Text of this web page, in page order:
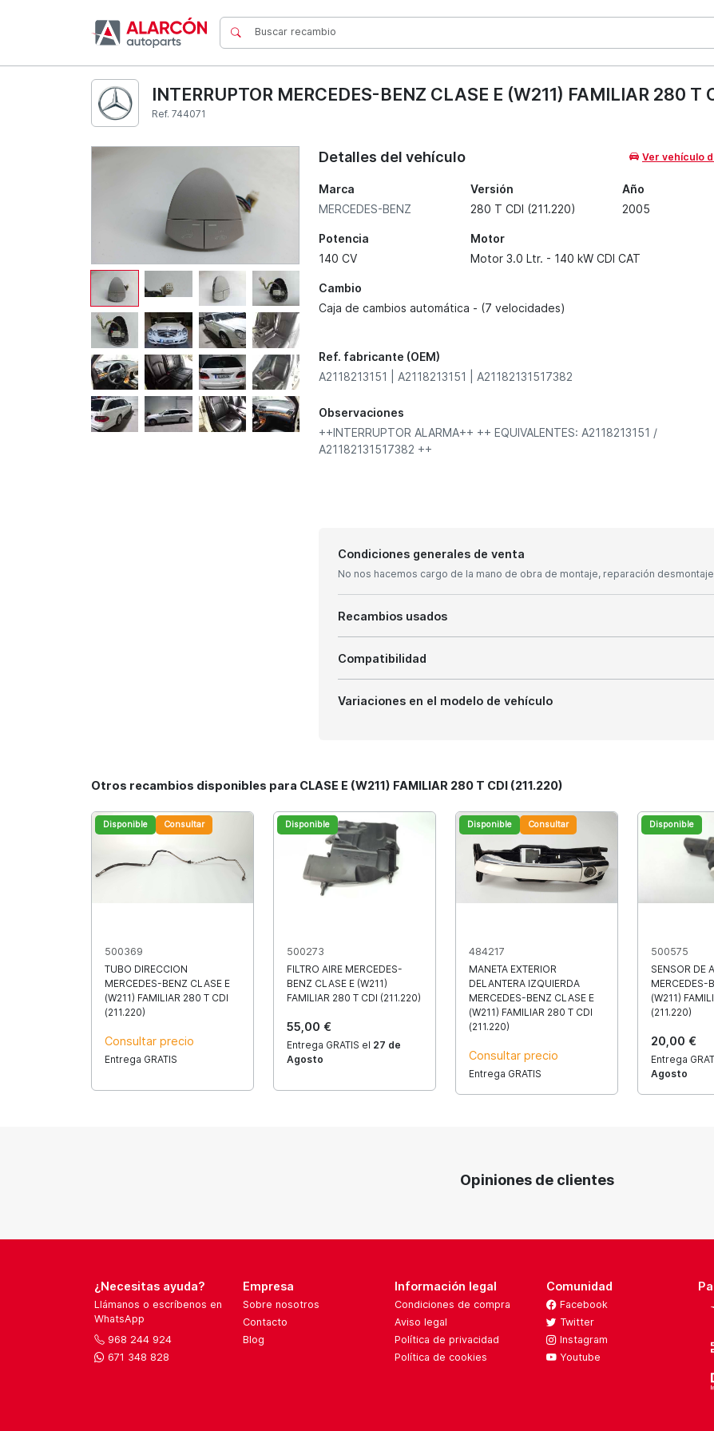
INTERRUPTOR MERCEDES-BENZ CLASE E (W211) FAMILIAR 280 T
Ref. 744071
Detalles del vehículo Ver vehículo
Marca
MERCEDES-BENZ
Versión
280 T CDI (211.220)
Año
2005
Potencia
140 CV
Motor
Motor 3.0 Ltr. - 140 kW CDI CAT
Cambio
Caja de cambios automática - (7 velocidades)
Ref. fabricante (OEM)
A2118213151 | A2118213151 | A21182131517382
Observaciones
++INTERRUPTOR ALARMA++ ++ EQUIVALENTES: A2118213151 /
A21182131517382 ++
Condiciones generales de venta
No nos hacemos cargo de la mano de obra de montaje, reparación
Recambios usados
Compatibilidad
Variaciones en el modelo de vehículo
Otros recambios disponibles para CLASE E (W211) FAMILIAR 280 T CDI (211.220)
Disponible Consultar
500369
TUBO DIRECCION
MERCEDES-BENZ CLASE E
(W211) FAMILIAR 280 T CDI
(211.220)
Consultar precio
Entrega GRATIS
Disponible
500273
FILTRO AIRE MERCEDES-
BENZ CLASE E (W211)
FAMILIAR 280 T CDI (211.220)
55,00 €
Entrega GRATIS el 27 de
Agosto
Disponible Consultar
484217
MANETA EXTERIOR
DELANTERA IZQUIERDA
MERCEDES-BENZ CLASE E
(W211) FAMILIAR 280 T CDI
(211.220)
Consultar precio
Entrega GRATIS
Disponible
500575
SENSOR DE
MERCEDES-
(W211)
(211.220)
20,00 €
Entrega
Agosto
Opiniones de clientes
¿Necesitas ayuda?
Llámanos o escríbenos en
WhatsApp
968 244 924
671 348 828
Empresa
Sobre nosotros
Contacto
Blog
Información legal
Condiciones de compra
Aviso legal
Política de privacidad
Política de cookies
Comunidad
Facebook
Twitter
Instagram
Youtube